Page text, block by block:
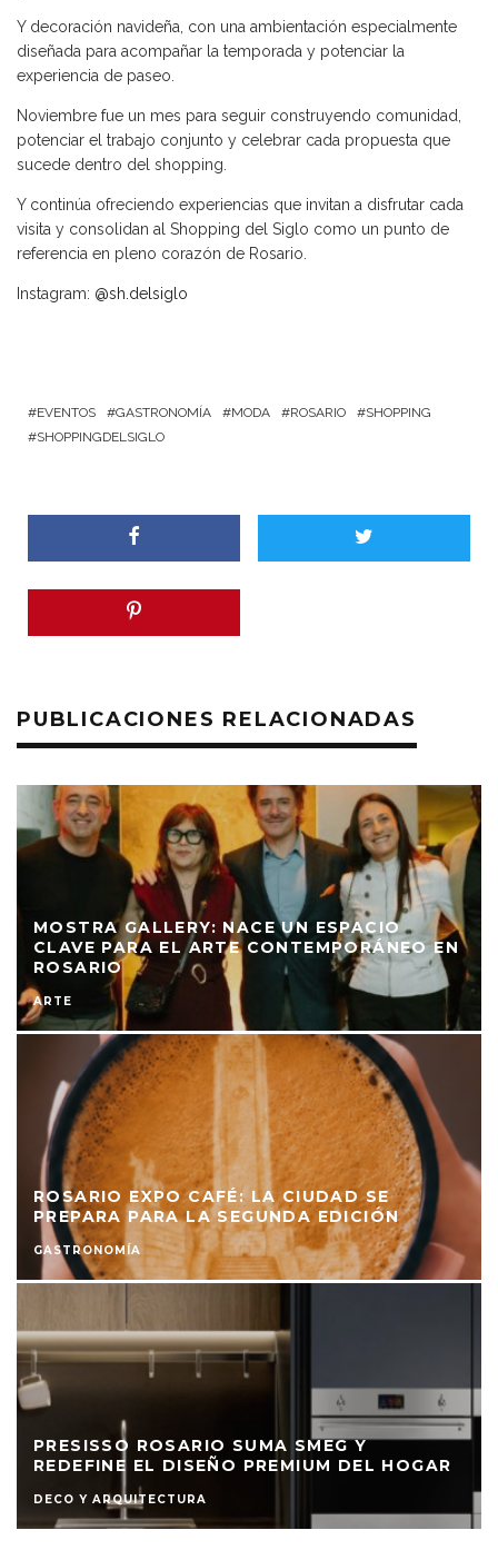
Y decoración navideña, con una ambientación especialmente
diseñada para acompañar la temporada y potenciar la
experiencia de paseo.
Noviembre fue un mes para seguir construyendo comunidad,
potenciar el trabajo conjunto y celebrar cada propuesta que
sucede dentro del shopping.
Y continúa ofreciendo experiencias que invitan a disfrutar cada
visita y consolidan al Shopping del Siglo como un punto de
referencia en pleno corazón de Rosario.
Instagram: @sh.delsiglo
EVENTOS GASTRONOMÍA MODA ROSARIO
SHOPPING
SHOPPINGDELSIGLO
PUBLICACIONES RELACIONADAS
MOSTRA GALLERY: NACE UN ESPACIO
CLAVE PARA EL ARTE CONTEMPORÁNEO EN
ROSARIO
ARTE
ROSARIO EXPO CAFÉ: LA CIUDAD SE
PREPARA PARA LA SEGUNDA EDICIÓN
GASTRONOMÍA
PRESISSO ROSARIO SUMA SMEG Y
REDEFINE EL DISEÑO PREMIUM DEL HOGAR
DECO Y ARQUITECTURA